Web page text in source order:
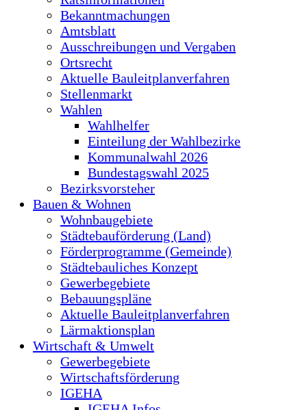
Bekanntmachungen
Amtsblatt
Ausschreibungen und Vergaben
Ortsrecht
Aktuelle Bauleitplanverfahren
Stellenmarkt
Wahlen
Wahlhelfer
Einteilung der Wahlbezirke
Kommunalwahl 2026
Bundestagswahl 2025
Bezirksvorsteher
Bauen & Wohnen
Wohnbaugebiete
Städtebauförderung (Land)
Förderprogramme (Gemeinde)
Städtebauliches Konzept
Gewerbegebiete
Bebauungspläne
Aktuelle Bauleitplanverfahren
Lärmaktionsplan
Wirtschaft & Umwelt
Gewerbegebiete
Wirtschaftsförderung
IGEHA